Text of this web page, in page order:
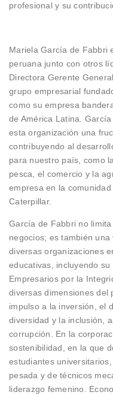
profesional y su
Mariela García de Fabbri
peruana junto con otros
Directora Gerente
grupo empresarial
como su empresa
de América Latina.
esta organización una
contribuyendo al
para nuestro país, como
pesca, el comercio y la
empresa en la
Caterpillar.
García de Fabbri no
negocios; es también
diversas organizaciones
educativas, incluyendo
Empresarios por la
diversas dimensiones del
impulso a la inversión, el
diversidad y la inclusión,
corrupción. En la
sostenibilidad, en la que
estudiantes
pesada y de técnicos
liderazgo femenino.